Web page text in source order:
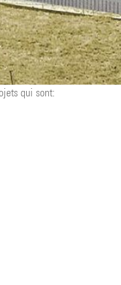
qui sont: